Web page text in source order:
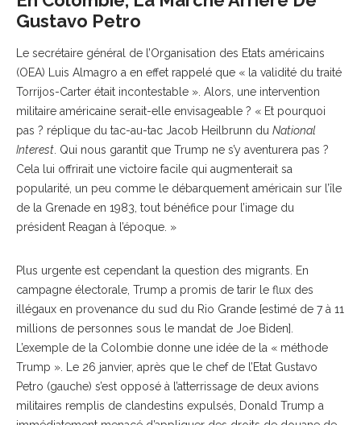
Gustavo Petro
Le secrétaire général de l’Organisation des Etats américains
(OEA) Luis Almagro a en effet rappelé que « la validité du traité
Torrijos-Carter était incontestable ». Alors, une intervention
militaire américaine serait-elle envisageable ? « Et pourquoi
pas ? réplique du tac-au-tac Jacob Heilbrunn du National
Interest . Qui nous garantit que Trump ne s’y aventurera pas ?
Cela lui offrirait une victoire facile qui augmenterait sa
popularité, un peu comme le débarquement américain sur l’île
de la Grenade en 1983, tout bénéfice pour l’image du
président Reagan à l’époque. »
Plus urgente est cependant la question des migrants. En
campagne électorale, Trump a promis de tarir le flux des
illégaux en provenance du sud du Rio Grande [estimé de 7 à 11
millions de personnes sous le mandat de Joe Biden].
L’exemple de la Colombie donne une idée de la « méthode
Trump ». Le 26 janvier, après que le chef de l’Etat Gustavo
Petro (gauche) s’est opposé à l’atterrissage de deux avions
militaires remplis de clandestins expulsés, Donald Trump a